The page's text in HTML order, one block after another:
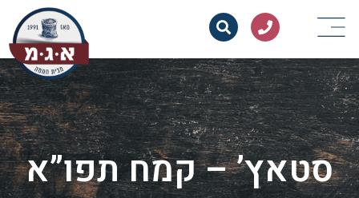
סטאץ’ – קמח תפו”א